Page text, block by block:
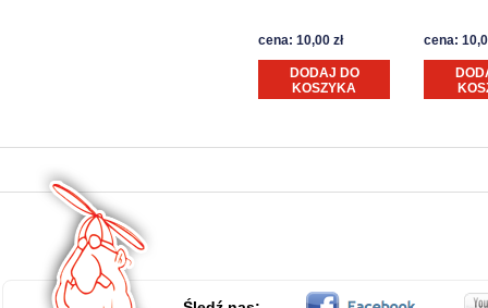
cena: 10,00 zł
DODAJ DO
KOSZYKA
cena: